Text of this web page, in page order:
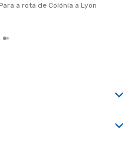
Para a rota de Colónia a Lyon